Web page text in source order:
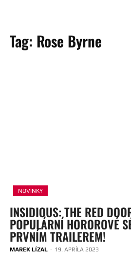
Tag: Rose Byrne
NOVINKY
INSIDIOUS: THE RED
POPULÁRNÍ HOROROVÉ
PRVNÍM TRAILEREM!
MAREK LÍZAL - 19. APRÍLA 2023